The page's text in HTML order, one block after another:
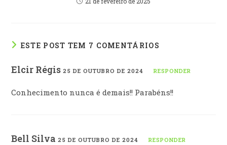
ESTE POST TEM 7 COMENTÁRIOS
Elcir Régis25 DE OUTUBRO DE 2024 RESPONDER
Conhecimento nunca é demais!! Parabéns!!
Bell Silva 25 DE OUTUBRO DE 2024 RESPONDER